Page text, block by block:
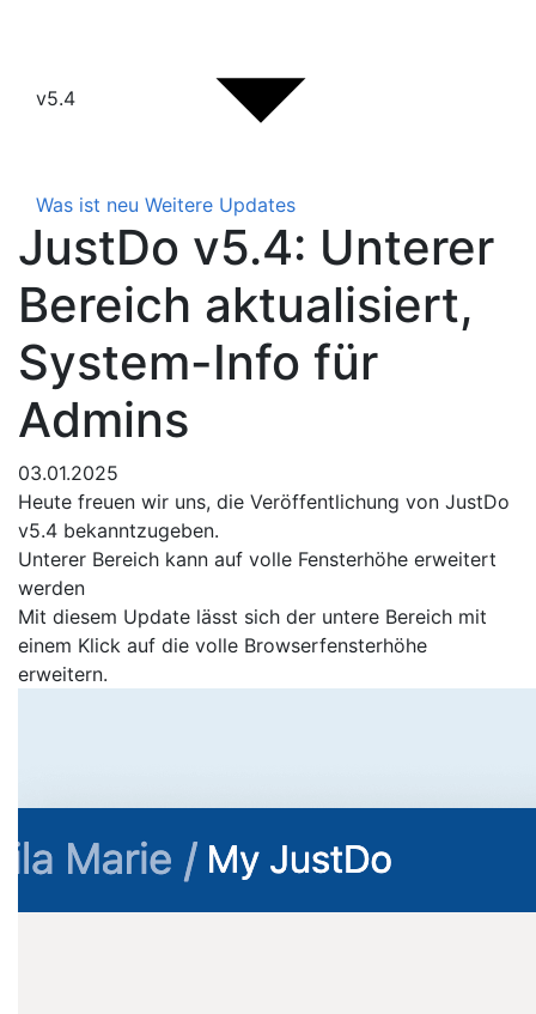
v5.4
Was ist neu Weitere Updates
JustDo v5.4: Unterer
Bereich aktualisiert,
System-Info für
Admins
03.01.2025
Heute freuen wir uns, die Veröffentlichung von JustDo
v5.4 bekanntzugeben.
Unterer Bereich kann auf volle Fensterhöhe erweitert
werden
Mit diesem Update lässt sich der untere Bereich mit
einem Klick auf die volle Browserfensterhöhe
erweitern.